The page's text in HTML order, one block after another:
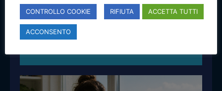
API avvia un percorso di accompagnamento alla
certificazione Acquacoltura Sostenibile, mettendo a
disposizione delle imprese una check list di
autovalutazione per conoscere i requisiti del
CONTROLLO COOKIE RIFIUTA ACCETTA TUTTI
ACCONSENTO